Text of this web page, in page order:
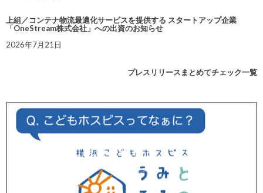
上組／コンテナ物流最適化サービスを提供する スタートアップ企業
「OneStream株式会社」への出資のお知らせ
2026年7月21日
プレスリリースまとめてチェック一覧